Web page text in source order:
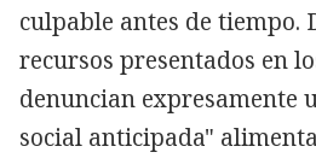
culpable antes de tiempo.
recursos presentados en
denuncian expresamente
social anticipada"